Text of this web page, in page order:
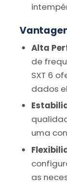
Alta
de
SXT 6
dados
uma
as